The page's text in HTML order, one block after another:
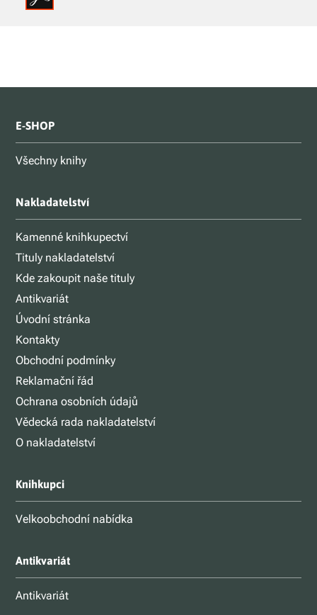
E-SHOP
Všechny knihy
Nakladatelství
Kamenné knihkupectví
Tituly nakladatelství
Kde zakoupit naše tituly
Antikvariát
Úvodní stránka
Kontakty
Obchodní podmínky
Reklamační řád
Ochrana osobních údajů
Vědecká rada nakladatelství
O nakladatelství
Knihkupci
Velkoobchodní nabídka
Antikvariát
Antikvariát